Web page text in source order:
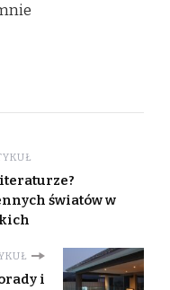
światów w
i